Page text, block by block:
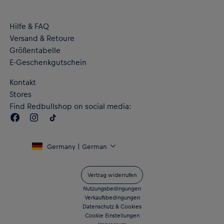
„RB LEIPZIG“-Schriftzug auf der Rückseite
Flaches, authentisches Label am Saum
RE:FIBRE Doppelstrick aus mindestens 95 % recycelten
Textilabfällen und anderen gebrauchten Materialien
dryCELL Performance-Technologie leitet die Feuchtigkeit vom
Körper ab und hält dich beim Training angenehm trocken
Jacquard
Hilfe & FAQ
Versand & Retoure
Größentabelle
E-Geschenkgutschein
Kontakt
Stores
Find Redbullshop on social media:
Germany | German
Vertrag widerrufen
Nutzungsbedingungen
Verkaufsbedingungen
Datenschutz & Cookies
Cookie Einstellungen